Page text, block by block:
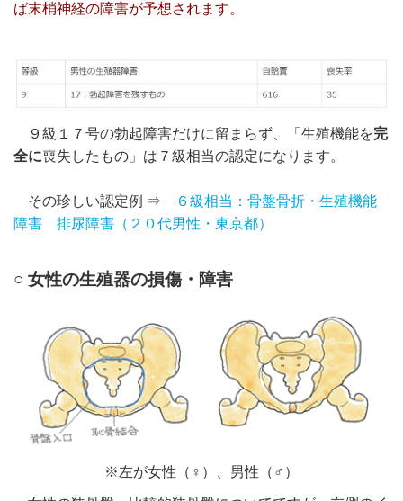
ば末梢神経の障害が予想されます。
９級１７号の勃起障害だけに留まらず、「生殖機能を完
全に喪失したもの」は７級相当の認定になります。
その珍しい認定例 ⇒
６級相当：骨盤骨折・生殖機能
障害 排尿障害（２０代男性・東京都）
○ 女性の生殖器の損傷・障害
※左が女性（♀）、男性（♂）